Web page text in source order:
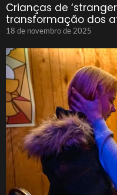
Crianças de
transformação dos
18 de novembro de 2025